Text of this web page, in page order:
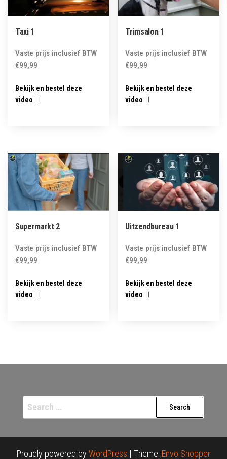
Taxi 1
Vaste prijs inclusief BTW
€99,99
Bekijk en bestel deze
video
Trimsalon 1
Vaste prijs inclusief BTW
€99,99
Bekijk en bestel deze
video
Supermarkt 2
Vaste prijs inclusief BTW
€99,99
Bekijk en bestel deze
video
Uitzendbureau 1
Vaste prijs inclusief BTW
€99,99
Bekijk en bestel deze
video
Search
for:
Proudly powered by WordPress | Theme: Envo Shopper